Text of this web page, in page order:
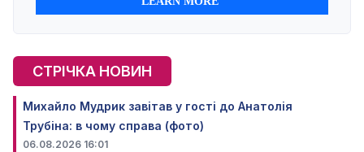
СТРІЧКА НОВИН
Михайло Мудрик завітав у гості до Анатолія
Трубіна: в чому справа (фото)
06.08.2026 16:01